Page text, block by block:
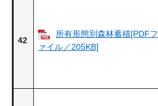
42
所有形態別森林蓄積[PDFフ
ァイル／205KB]